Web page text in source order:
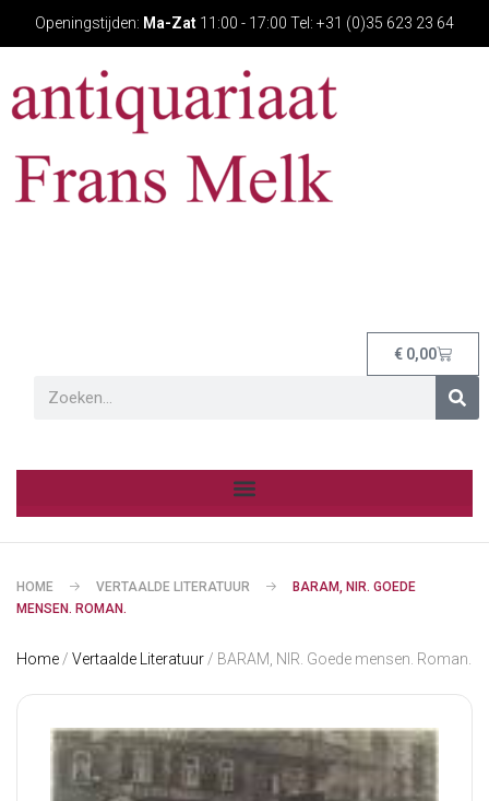
Openingstijden: Ma-Zat 11:00 - 17:00 Tel: +31 (0)35 623 23 64
€ 0,00
HOME VERTAALDE LITERATUUR
BARAM, NIR. GOEDE
MENSEN. ROMAN.
Home / Vertaalde Literatuur / BARAM, NIR. Goede mensen. Roman.